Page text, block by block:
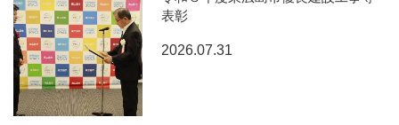
表彰
2026.07.31